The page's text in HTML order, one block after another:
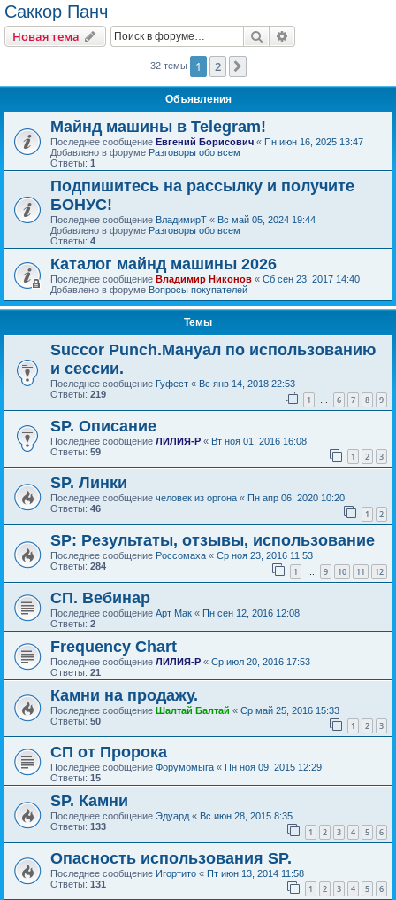
Саккор Панч
Новая тема Поиск
32 темы 1 2
Объявления
Майнд машины в Telegram!
Последнее сообщение Евгений Борисович « Пн июн 16, 2025 13:47
Добавлено в форуме Разговоры обо всем
Ответы: 1
Подпишитесь на рассылку и получите
БОНУС!
Последнее сообщение ВладимирТ « Вс май 05, 2024 19:44
Добавлено в форуме Разговоры обо всем
Ответы: 4
Каталог майнд машины 2026
Последнее сообщение Владимир Никонов « Сб сен 23, 2017 14:40
Добавлено в форуме Вопросы покупателей
Темы
Succor Punch.Мануал по использованию
и сессии.
Последнее сообщение Гуфест « Вс янв 14, 2018 22:53
Ответы: 219 1 … 6 7 8 9
SP. Описание
Последнее сообщение ЛИЛИЯ-Р « Вт ноя 01, 2016 16:08
Ответы: 59 1 2 3
SP. Линки
Последнее сообщение человек из оргона « Пн апр 06, 2020 10:20
Ответы: 46 1 2
SP: Результаты, отзывы, использование
Последнее сообщение Россомаха « Ср ноя 23, 2016 11:53
Ответы: 284 1 … 9 10 11 12
СП. Вебинар
Последнее сообщение Арт Мак « Пн сен 12, 2016 12:08
Ответы: 2
Frequency Chart
Последнее сообщение ЛИЛИЯ-Р « Ср июл 20, 2016 17:53
Ответы: 21
Камни на продажу.
Последнее сообщение Шалтай Балтай « Ср май 25, 2016 15:33
Ответы: 50 1 2 3
СП от Пророка
Последнее сообщение Форумомыга « Пн ноя 09, 2015 12:29
Ответы: 15
SP. Камни
Последнее сообщение Эдуард « Вс июн 28, 2015 8:35
Ответы: 133 1 2 3 4 5 6
Опасность использования SP.
Последнее сообщение Игортито « Пт июн 13, 2014 11:58
Ответы: 131 1 2 3 4 5 6